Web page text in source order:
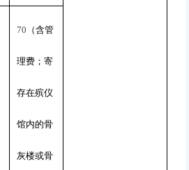
70 （含管
理费；寄
存在殡仪
馆内的骨
灰楼或骨